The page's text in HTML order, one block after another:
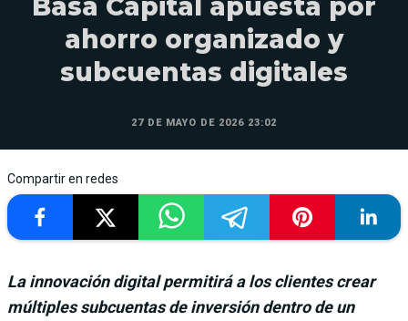
ahorro organizado y
subcuentas digitales
27 DE MAYO DE 2026 23:02
Compartir en redes
La innovación digital permitirá a los clientes crear
múltiples subcuentas de inversión dentro de un